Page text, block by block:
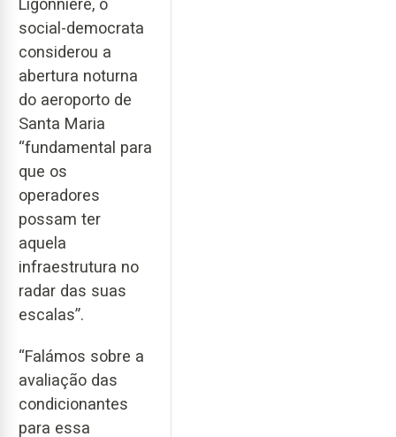
Ligonnière, o
social-democrata
considerou a
abertura noturna
do aeroporto de
Santa Maria
“fundamental para
que os
operadores
possam ter
aquela
infraestrutura no
radar das suas
escalas”.
“Falámos sobre a
avaliação das
condicionantes
para essa